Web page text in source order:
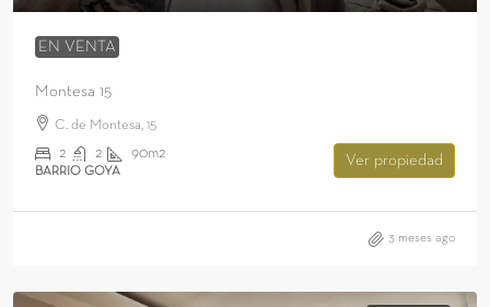
EN VENTA
Montesa 15
C. de Montesa, 15
2 2 90m2
BARRIO GOYA
Ver propiedad
3 meses ago